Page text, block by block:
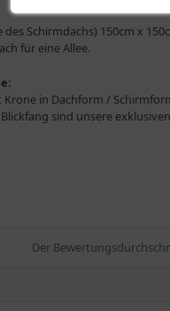
des Schirmdachs) 150cm x
für eine Allee.
Krone in Dachform /
sind unsere
Der